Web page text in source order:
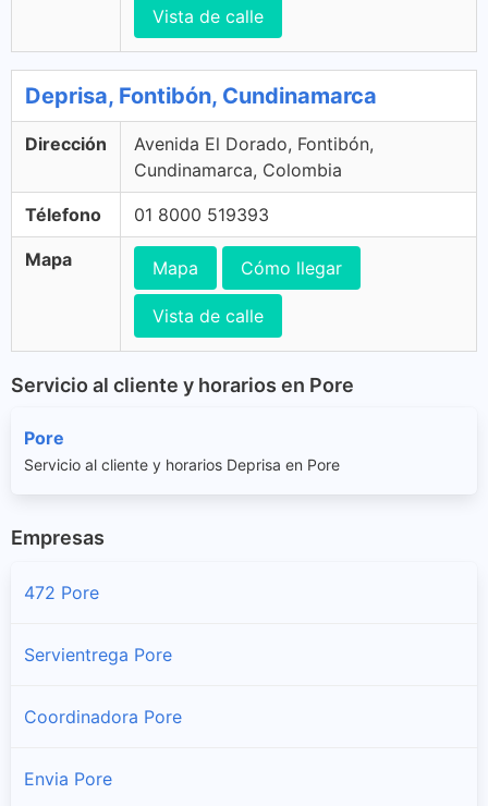
Vista de calle
Deprisa, Fontibón, Cundinamarca
Dirección
Avenida El Dorado, Fontibón,
Cundinamarca, Colombia
Télefono 01 8000 519393
Mapa Mapa Cómo llegar
Vista de calle
Servicio al cliente y horarios en Pore
Pore
Servicio al cliente y horarios Deprisa en Pore
Empresas
472 Pore
Servientrega Pore
Coordinadora Pore
Envia Pore